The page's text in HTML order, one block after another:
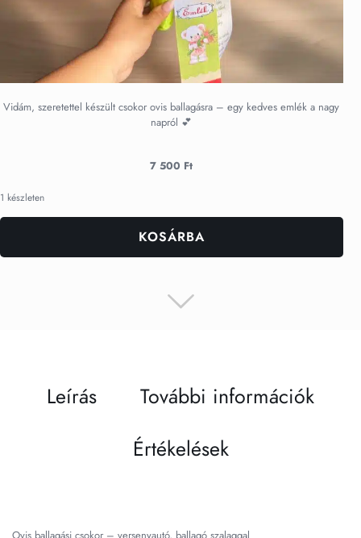
Vidám, szeretettel készült csokor ovis ballagásra – egy kedves emlék a nagy
napról 💕
7 500 Ft
1 készleten
KOSÁRBA
Leírás
További információk
Értékelések
Ovis ballagási csokor – versenyautó, ballagó szalaggal